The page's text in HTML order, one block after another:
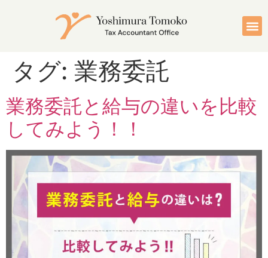
タグ: 業務委託
業務委託と給与の違いを比較
してみよう！！